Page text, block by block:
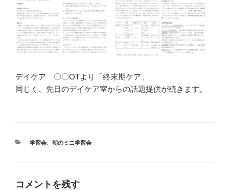
デイケア 〇〇OTより「終末期ケア」
同じく、先日のデイケア室からの話題提供が続きます。
カ
学習会、 朝のミニ学習会
コメントを残す